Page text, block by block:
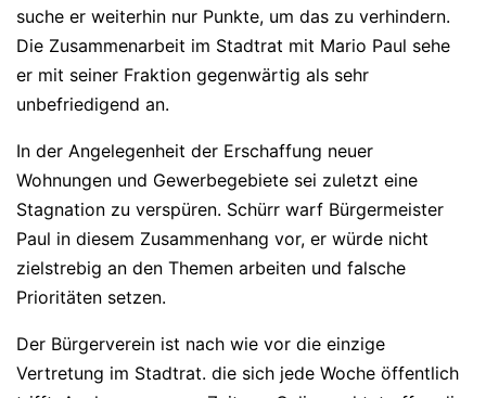
suche er weiterhin nur Punkte, um das zu verhindern.
Die Zusammenarbeit im Stadtrat mit Mario Paul sehe
er mit seiner Fraktion gegenwärtig als sehr
unbefriedigend an.
In der Angelegenheit der Erschaffung neuer
Wohnungen und Gewerbegebiete sei zuletzt eine
Stagnation zu verspüren. Schürr warf Bürgermeister
Paul in diesem Zusammenhang vor, er würde nicht
zielstrebig an den Themen arbeiten und falsche
Prioritäten setzen.
Der Bürgerverein ist nach wie vor die einzige
Vertretung im Stadtrat. die sich jede Woche öffentlich